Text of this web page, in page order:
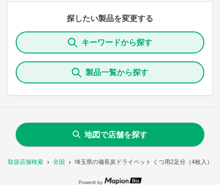
取扱店舗検索 全国 埼玉県の備長炭ドライペット くつ用2足分（4枚入）
探したい製品を変更する
キーワードから探す
製品一覧から探す
地図で店舗を探す
Powerd by